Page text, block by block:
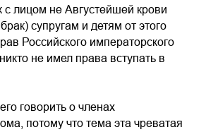
с лицом не Августейшей крови
супругам и детям от этого
Российского императорского
не имел права вступать в
говорить о членах
потому что тема эта чреватая